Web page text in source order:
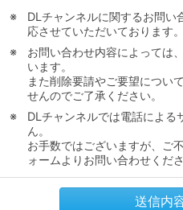
DLチャンネルに関するお問
応させていただいております。
お問い合わせ内容によっては
います。
また削除要請やご要望につい
せんのでご了承ください。
DLチャンネルでは電話による
ん。
お手数ではございますが、ご
ォームよりお問い合わせくださ
送信内